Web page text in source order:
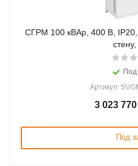
СГРМ 100 кВАр, 400 В,
Под
Артикул:
3 023 770
Под